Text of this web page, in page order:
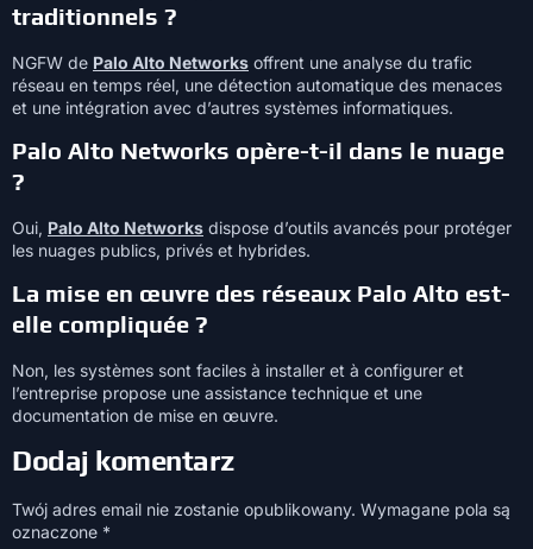
traditionnels ?
NGFW de Palo Alto Networks offrent une analyse du trafic
réseau en temps réel, une détection automatique des menaces
et une intégration avec d’autres systèmes informatiques.
Palo Alto Networks opère-t-il dans le nuage
?
Oui, Palo Alto Networks dispose d’outils avancés pour protéger
les nuages publics, privés et hybrides.
La mise en œuvre des réseaux Palo Alto est-
elle compliquée ?
Non, les systèmes sont faciles à installer et à configurer et
l’entreprise propose une assistance technique et une
documentation de mise en œuvre.
Dodaj komentarz
Twój adres email nie zostanie opublikowany. Wymagane pola są
oznaczone *